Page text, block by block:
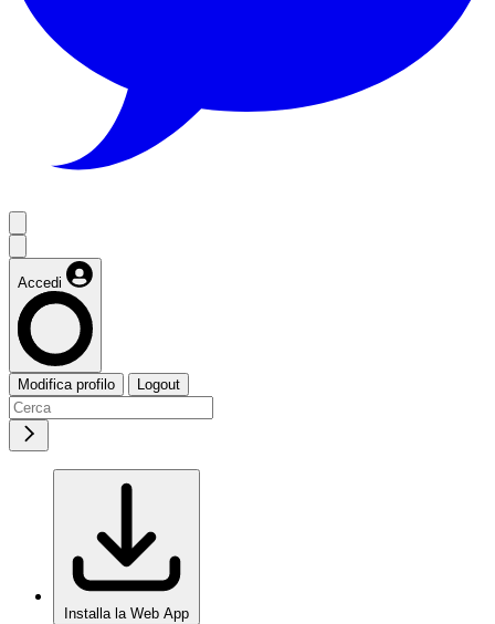
Accedi
Modifica profilo Logout
Installa la Web App